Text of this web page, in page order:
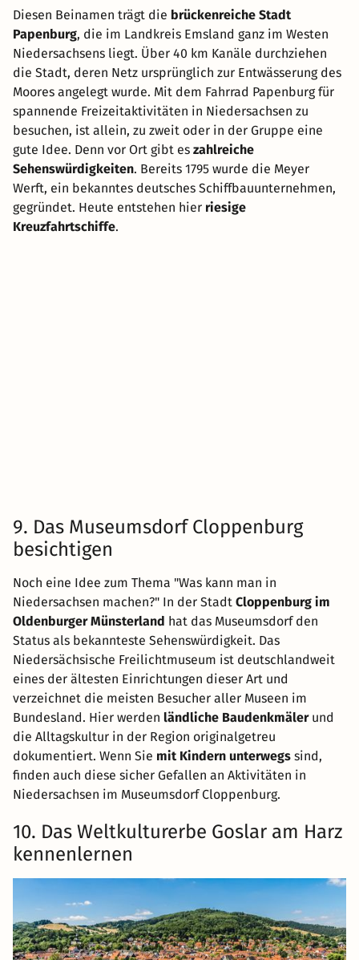
Diesen Beinamen trägt die brückenreiche Stadt
Papenburg, die im Landkreis Emsland ganz im Westen
Niedersachsens liegt. Über 40 km Kanäle durchziehen
die Stadt, deren Netz ursprünglich zur Entwässerung des
Moores angelegt wurde. Mit dem Fahrrad Papenburg für
spannende Freizeitaktivitäten in Niedersachsen zu
besuchen, ist allein, zu zweit oder in der Gruppe eine
gute Idee. Denn vor Ort gibt es zahlreiche
Sehenswürdigkeiten. Bereits 1795 wurde die Meyer
Werft, ein bekanntes deutsches Schiffbauunternehmen,
gegründet. Heute entstehen hier riesige
Kreuzfahrtschiffe.
9. Das Museumsdorf Cloppenburg
besichtigen
Noch eine Idee zum Thema "Was kann man in
Niedersachsen machen?" In der Stadt Cloppenburg im
Oldenburger Münsterland hat das Museumsdorf den
Status als bekannteste Sehenswürdigkeit. Das
Niedersächsische Freilichtmuseum ist deutschlandweit
eines der ältesten Einrichtungen dieser Art und
verzeichnet die meisten Besucher aller Museen im
Bundesland. Hier werden ländliche Baudenkmälerund
die Alltagskultur in der Region originalgetreu
dokumentiert. Wenn Sie mit Kindern unterwegs sind,
finden auch diese sicher Gefallen an Aktivitäten in
Niedersachsen im Museumsdorf Cloppenburg.
10. Das Weltkulturerbe Goslar am Harz
kennenlernen